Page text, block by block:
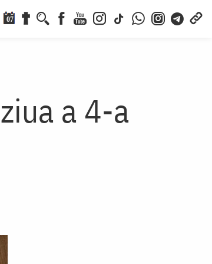
07
a 4-a